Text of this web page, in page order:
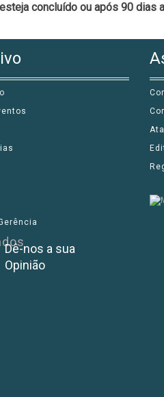
concluído ou após 90 dias
Dê-nos a sua
Opinião